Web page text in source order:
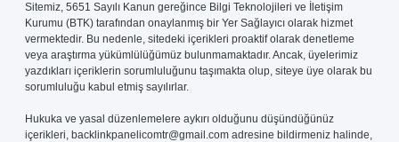
Sitemiz, 5651 Sayılı Kanun gereğince Bilgi Teknolojileri ve İletişim
Kurumu (BTK) tarafından onaylanmış bir Yer Sağlayıcı olarak hizmet
vermektedir. Bu nedenle, sitedeki içerikleri proaktif olarak denetleme
veya araştırma yükümlülüğümüz bulunmamaktadır. Ancak, üyelerimiz
yazdıkları içeriklerin sorumluluğunu taşımakta olup, siteye üye olarak bu
sorumluluğu kabul etmiş sayılırlar.
Hukuka ve yasal düzenlemelere aykırı olduğunu düşündüğünüz
içerikleri, backlinkpanelicomtr@gmail.com adresine bildirmeniz halinde,